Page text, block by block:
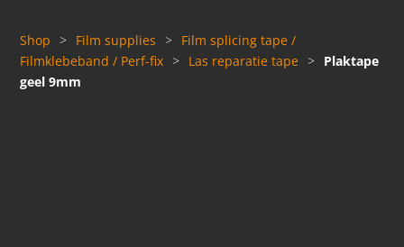
Shop > Film supplies > Film splicing tape /
Filmklebeband / Perf-fix > Las reparatie tape > Plaktape
geel 9mm